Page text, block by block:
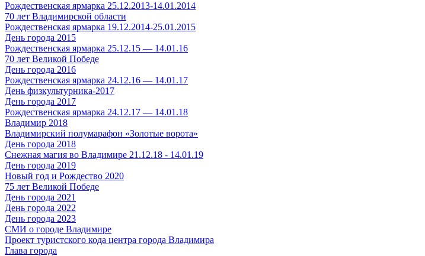
Рождественская ярмарка 25.12.2013-14.01.2014
70 лет Владимирской области
Рождественская ярмарка 19.12.2014-25.01.2015
День города 2015
Рождественская ярмарка 25.12.15 — 14.01.16
70 лет Великой Победе
День города 2016
Рождественская ярмарка 24.12.16 — 14.01.17
День физкультурника-2017
День города 2017
Рождественская ярмарка 24.12.17 — 14.01.18
Владимир 2018
Владимирский полумарафон «Золотые ворота»
День города 2018
Снежная магия во Владимире 21.12.18 - 14.01.19
День города 2019
Новый год и Рождество 2020
75 лет Великой Победе
День города 2021
День города 2022
День города 2023
СМИ о городе Владимире
Проект туристского кода центра города Владимира
Глава города